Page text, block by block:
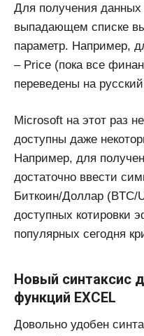
Для получения
выпадающем списке
параметр. Например,
– Price (пока все
переведены на
Microsoft на этот раз
доступны даже
Например, для
достаточно ввести
Биткоин/Доллар (BTC/
доступных котировки
популярных сегодня
Новый синтаксис
функций EXCEL
Довольно удобен